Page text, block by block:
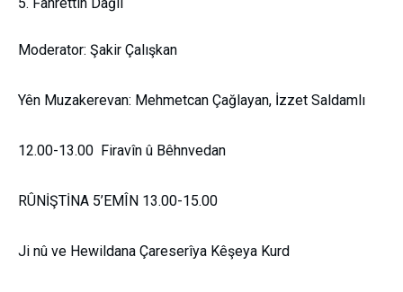
Moderator: Şakir Çalışkan
Yên Muzakerevan: Mehmetcan Çağlayan, İzzet Saldamlı
12.00-13.00 Firavîn û Bêhnvedan
RÛNİŞTİNA 5’EMÎN 13.00-15.00
Ji nû ve Hewildana Çareserîya Kêşeya Kurd